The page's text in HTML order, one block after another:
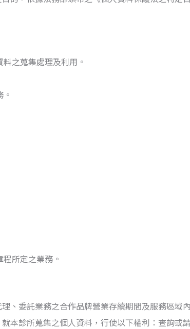
之蒐集處理及利用。
所定之業務。
、委託業務之合作品牌營業存續期間及服務區域
就本診所蒐集之個人資料，行使以下權利：查詢